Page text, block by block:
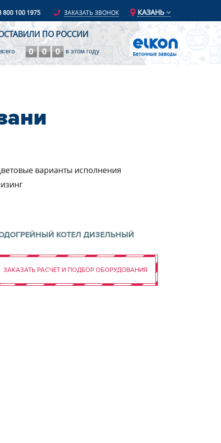
800 100 1975 ЗАКАЗАТЬ ЗВОНОК КАЗАНЬ
ПО РОССИИ
0 0 0 в этом году Бетонные заводы
варианты исполнения
КОТЕЛ ДИЗЕЛЬНЫЙ
ЗАКАЗАТЬ РАСЧЕТ И ПОДБОР ОБОРУДОВАНИЯ